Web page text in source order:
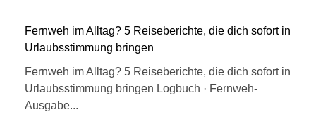
Fernweh im Alltag? 5 Reiseberichte, die dich sofort in
Urlaubsstimmung bringen
Fernweh im Alltag? 5 Reiseberichte, die dich sofort in
Urlaubsstimmung bringen Logbuch · Fernweh-
Ausgabe...